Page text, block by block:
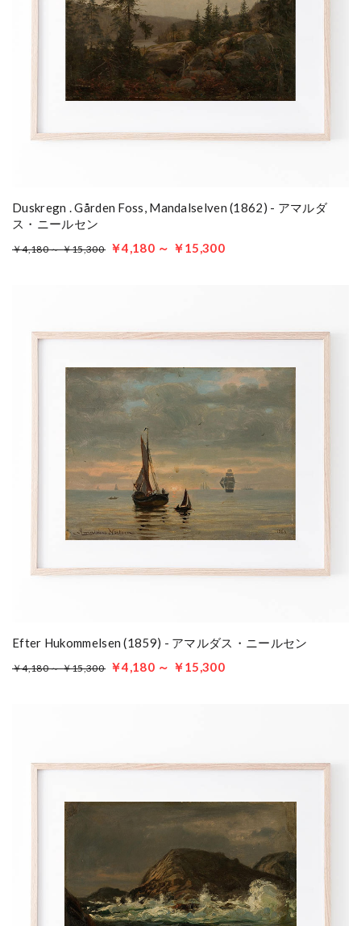
Duskregn . Gården Foss, Mandalselven (1862) - アマルダ
ス・ニールセン
￥4,180 ～ ￥15,300 ￥4,180 ～ ￥15,300
Efter Hukommelsen (1859) - アマルダス・ニールセン
￥4,180 ～ ￥15,300 ￥4,180 ～ ￥15,300